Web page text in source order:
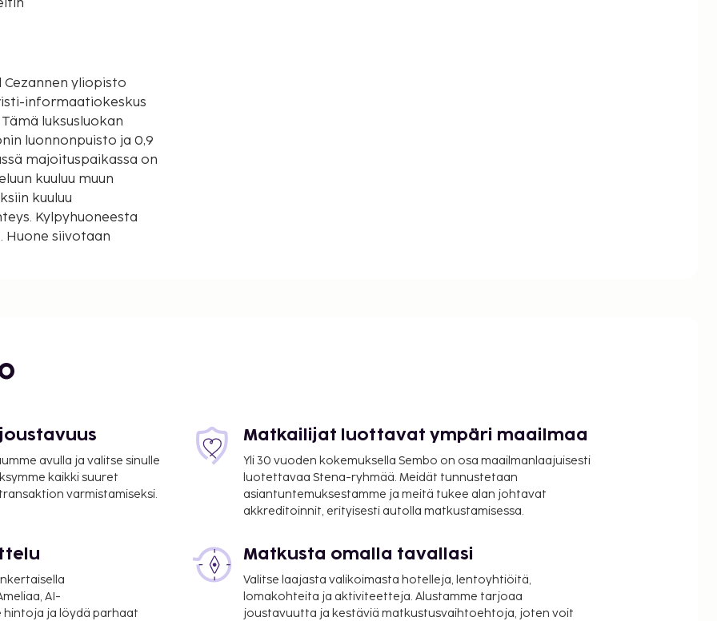
Cezannen yliopisto
informaatiokeskus
luonnonpuisto ja 0,9
majoituspaikassa on
kuuluu muun
kuuluu
Kylpyhuoneesta
Huone siivotaan
palveluihin
kuuluu muun muassa
ja lastenvahti
Pigonnet, tarjoaa
keittiö.
(rajoitettuina
Ranskan turismin
maksut.
avulla ja valitse sinulle
kaikki suuret
varmistamiseksi.
Matkailijat luottavat ympäri maailmaa
Yli 30 vuoden kokemuksella Sembo on osa maailmanlaajuisesti
luotettavaa Stena-ryhmää. Meidät tunnustetaan
asiantuntemuksestamme ja meitä tukee alan johtavat
akkreditoinnit, erityisesti autolla matkustamisessa.
AI-
ja löydä parhaat
Matkusta omalla tavallasi
Valitse laajasta valikoimasta hotelleja, lentoyhtiöitä,
lomakohteita ja aktiviteetteja. Alustamme tarjoaa
joustavuutta ja kestäviä matkustusvaihtoehtoja, joten voit